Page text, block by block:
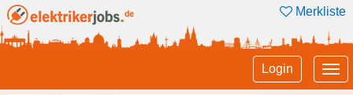
Merkliste
Login